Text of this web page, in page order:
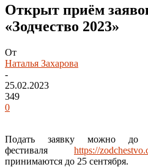
Открыт приём
«Зодчество 2023»
От
Наталья Захарова
-
25.02.2023
349
0
Подать заявку можно до
фестиваля https://
принимаются до 25 сентября.